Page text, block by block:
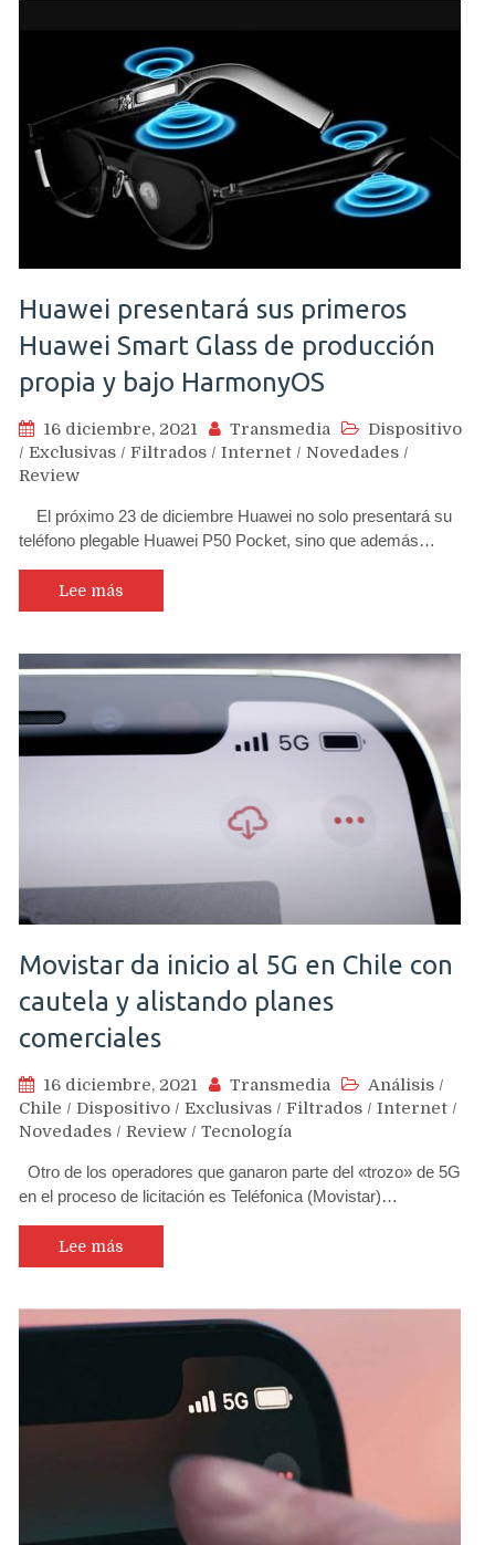
Huawei presentará sus primeros
Huawei Smart Glass de producción
propia y bajo HarmonyOS
16 diciembre, 2021 Transmedia
Dispositivo
/ Exclusivas / Filtrados / Internet / Novedades /
Review
El próximo 23 de diciembre Huawei no solo presentará su
teléfono plegable Huawei P50 Pocket, sino que además…
Lee más
Movistar da inicio al 5G en Chile con
cautela y alistando planes
comerciales
16 diciembre, 2021 Transmedia Análisis /
Chile / Dispositivo / Exclusivas / Filtrados / Internet /
Novedades / Review / Tecnología
Otro de los operadores que ganaron parte del «trozo» de 5G
en el proceso de licitación es Teléfonica (Movistar)…
Lee más